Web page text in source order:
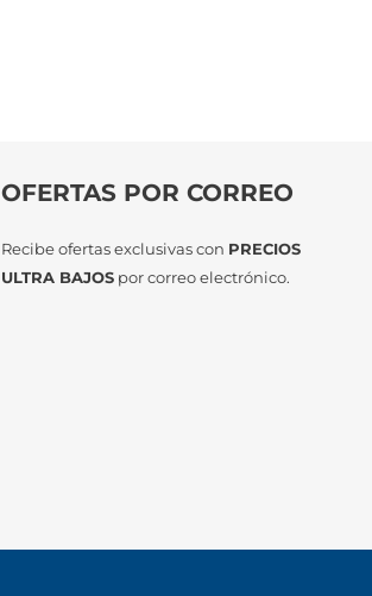
OFERTAS POR CORREO
Recibe ofertas exclusivas con PRECIOS
ULTRA BAJOSpor correo electrónico.